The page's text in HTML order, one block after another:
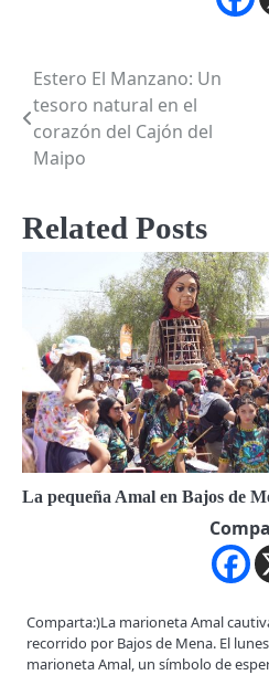
Post
navigation
Estero El Manzano: Un
tesoro natural en el
corazón del Cajón del
Maipo
Related Posts
La pequeña Amal en Bajos de
Comparta:)La marioneta Amal
recorrido por Bajos de Mena. El
marioneta Amal, un símbolo de